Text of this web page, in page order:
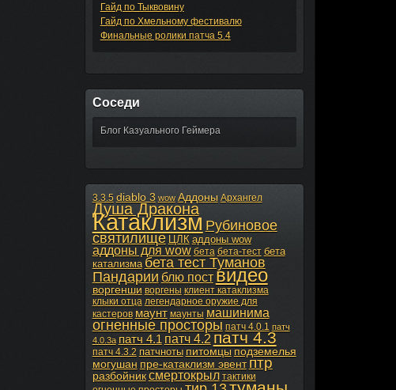
Гайд по Тыквовину
Гайд по Хмельному фестивалю
Финальные ролики патча 5.4
Соседи
Блог Казуального Геймера
3.3.5 diablo 3 wow Аддоны Архангел
Душа Дракона
Катаклизм Рубиновое
святилище ЦЛК аддоны wow
аддоны для wow бета бета-тест бета
катализма бета тест Туманов
Пандарии блю поствидео
воргенши воргены клиент катаклизма
клыки отца легендарное оружие для
кастеров маунт маунты машинима
огненные просторы патч 4.0.1 патч
4.0.3а патч 4.1 патч 4.2 патч 4.3
патч 4.3.2 патчноты питомцыподземелья
могушан пре-катаклизм эвент птр
разбойник смертокрыл тактики